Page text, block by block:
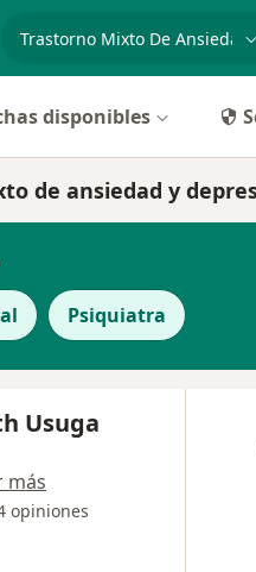
disponibles
de ansiedad y
Psiquiatra
Usuga
más
opiniones